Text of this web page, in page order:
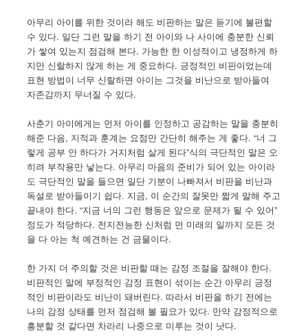
아무리 아이를 위한 것이라 해도 비판하는 말은 듣기에 불편할
수 있다. 일단 그런 말을 하기 전 아이와 나 사이에 충분한 신뢰
가 쌓여 있는지 점검해 본다. 가능한 한 이성적이고 냉정하게 하
지만 신랄하지 않게 하는 게 중요하다. 긍정적인 비판이었는데
표현 방법이 너무 신랄하면 아이는 그것을 비난으로 받아들여
자존감까지 무너질 수 있다.
사춘기 아이에게는 먼저 아이를 인정하고 공감하는 말을 충분히
해준 다음, 지적과 훈계는 요점만 간단히 해주는 게 좋다. “너 그
렇게 공부 안 하다가 거지처럼 살게 된다”식의 극단적인 말은 오
히려 부작용만 낳는다. 아무리 마음의 준비가 되어 있는 아이라
도 극단적인 말을 들으면 일단 기분이 나빠져서 비판을 비난과
독설로 받아들이기 쉽다. 지금, 이 순간의 잘못만 짧게 말해 주고
끝내야 한다. “지금 너의 그런 행동은 앞으로 문제가 될 수 있어”
정도가 적당하다. 전지전능한 신처럼 먼 미래의 일까지 모든 것
을 다 아는 척 예견하는 건 금물이다.
한 가지 더 주의할 것은 비판할 때는 감정 조절을 잘해야 한다.
비판적인 말에 부정적인 감정 표현이 섞이는 순간 아무리 긍정
적인 비판이라도 비난이 돼버린다. 따라서 비판을 하기 전에는
나의 감정 상태를 먼저 점검해 볼 필요가 있다. 만약 감정적으로
흥분할 것 같다면 차라리 나중으로 미루는 것이 낫다.